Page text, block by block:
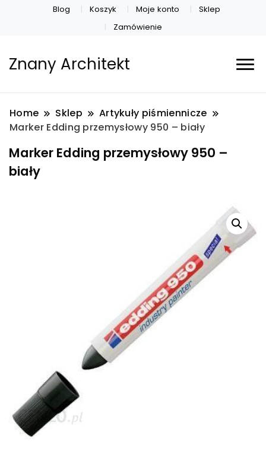
Blog Koszyk Moje konto
Sklep
Zamówienie
Znany Architekt
Home Sklep
Artykuły piśmiennicze
Marker Edding przemysłowy 950 – biały
Marker Edding przemysłowy 950 –
biały